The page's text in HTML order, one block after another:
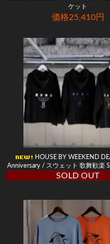
ケット
価格25,410円
HOUSE BY WEEKEND
Anniversary / スウェット 歌舞歓楽
SOLD OUT